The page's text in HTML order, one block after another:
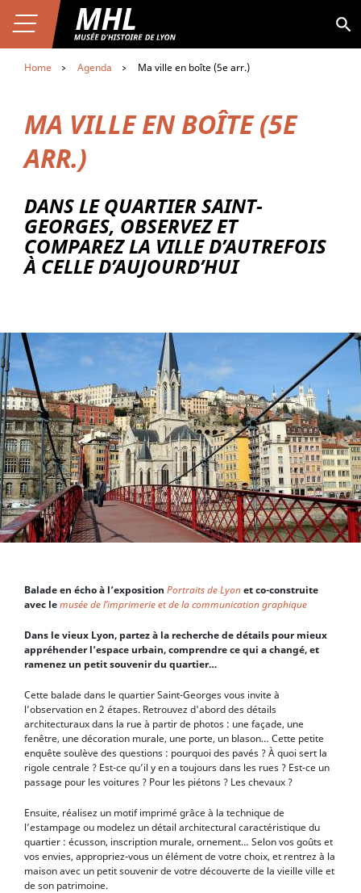
Aller au contenu
Aller au premier menu de navigation
Aller au second menu de navigation
Premier niveau de navigation
Aller à la page du musée
Ouvrir le menu
Home Agenda Ma ville en boîte (5e arr.)
MA VILLE EN BOÎTE (5E
ARR.)
DANS LE QUARTIER SAINT-
GEORGES, OBSERVEZ ET
COMPAREZ LA VILLE D’AUTREFOIS
À CELLE D’AUJOURD’HUI
Balade en écho à l’exposition Portraits de Lyonet co-construite
avec lemusée de l’imprimerie et de la communication graphique
Dans le vieux Lyon, partez à la recherche de détails pour mieux
appréhender l’espace urbain, comprendre ce qui a changé, et
ramenez un petit souvenir du quartier…
Cette balade dans le quartier Saint-Georges vous invite à
l’observation en 2 étapes. Retrouvez d'abord des détails
architecturaux dans la rue à partir de photos : une façade, une
fenêtre, une décoration murale, une porte, un blason… Cette petite
enquête soulève des questions : pourquoi des pavés ? À quoi sert la
rigole centrale ? Est-ce qu’il y en a toujours dans les rues ? Est-ce un
passage pour les voitures ? Pour les piétons ? Les chevaux ?
Ensuite, réalisez un motif imprimé grâce à la technique de
l’estampage ou modelez un détail architectural caractéristique du
quartier : écusson, inscription murale, ornement… Selon vos goûts et
vos envies, appropriez-vous un élément de votre choix, et rentrez à la
maison avec un petit souvenir de votre découverte de la vieille ville et
de son patrimoine.